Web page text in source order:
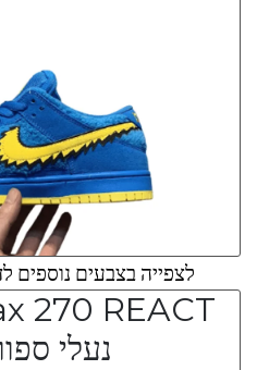
לצפייה בצבעים נוספים
270 REACT
נעלי